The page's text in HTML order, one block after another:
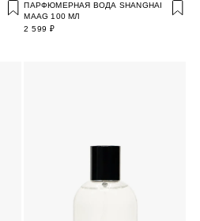
ПАРФЮМЕРНАЯ ВОДА SHANGHAI
MAAG 100 МЛ
2 599 ₽